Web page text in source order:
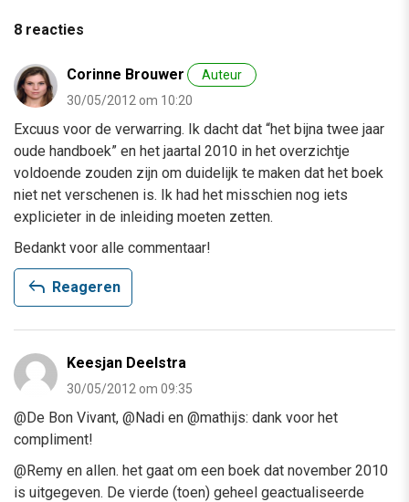
8 reacties
Corinne Brouwer
Auteur
30/05/2012 om 10:20
Excuus voor de verwarring. Ik dacht dat “het bijna twee jaar
oude handboek” en het jaartal 2010 in het overzichtje
voldoende zouden zijn om duidelijk te maken dat het boek
niet net verschenen is. Ik had het misschien nog iets
explicieter in de inleiding moeten zetten.
Bedankt voor alle commentaar!
reply Reageren
Keesjan Deelstra
30/05/2012 om 09:35
@De Bon Vivant, @Nadi en @mathijs: dank voor het
compliment!
@Remy en allen. het gaat om een boek dat november 2010
is uitgegeven. De vierde (toen) geheel geactualiseerde